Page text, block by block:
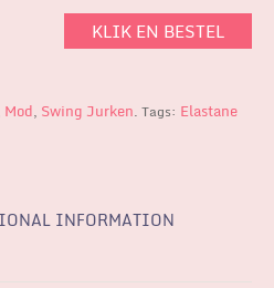
KLIK EN BESTEL
Mod, Swing Jurken. Tags: Elastane
INFORMATION